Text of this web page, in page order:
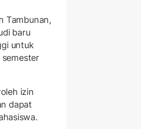
Tambunan,
baru
untuk
semester
izin
dapat